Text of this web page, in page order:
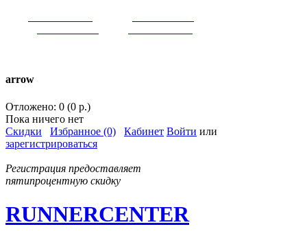
arrow
Отложено: 0 (0 р.)
Пока ничего нет
Скидки
Избранное (0) Кабинет Войти или
зарегистрироваться
Регистрация предоставляет
пятипроцентную скидку
RUNNERCENTER